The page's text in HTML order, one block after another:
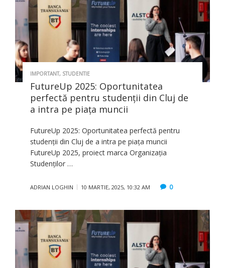
IMPORTANT, STUDENTIE
FutureUp 2025: Oportunitatea
perfectă pentru studenții din Cluj de
a intra pe piața muncii
FutureUp 2025: Oportunitatea perfectă pentru
studenții din Cluj de a intra pe piața muncii
FutureUp 2025, proiect marca Organizația
Studenților …
ADRIAN LOGHIN 10 MARTIE, 2025, 10:32 AM 0